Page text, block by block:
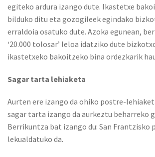
egiteko ardura izango dute. Ikastetxe
bilduko ditu eta gozogileek egindako
erraldoia osatuko dute. Azoka egunean,
‘20.000 tolosar’ leloa idatziko dute
ikastetxeko bakoitzeko bina ordezkarik
Sagar tarta lehiaketa
Aurten ere izango da ohiko postre-
sagar tarta izango da aurkeztu beharreko
Berrikuntza bat izango du: San Frantzisko
lekualdatuko da.